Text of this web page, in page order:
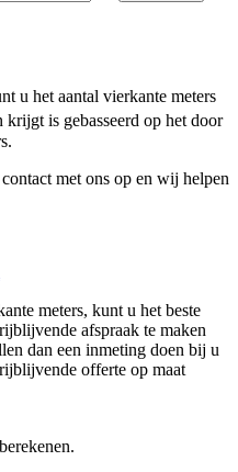
u het aantal vierkante meters
is gebasseerd op het door
met ons op en wij helpen
meters, kunt u het beste
afspraak te maken
dan een inmeting doen bij u
offerte op maat